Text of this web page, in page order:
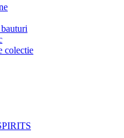
colectie